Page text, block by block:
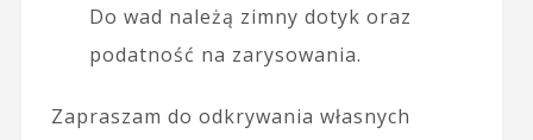
Do wad należą zimny dotyk oraz
podatność na zarysowania.
Zapraszam do odkrywania własnych